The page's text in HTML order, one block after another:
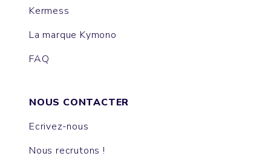
Kermess
La marque Kymono
FAQ
NOUS CONTACTER
Ecrivez-nous
Nous recrutons !